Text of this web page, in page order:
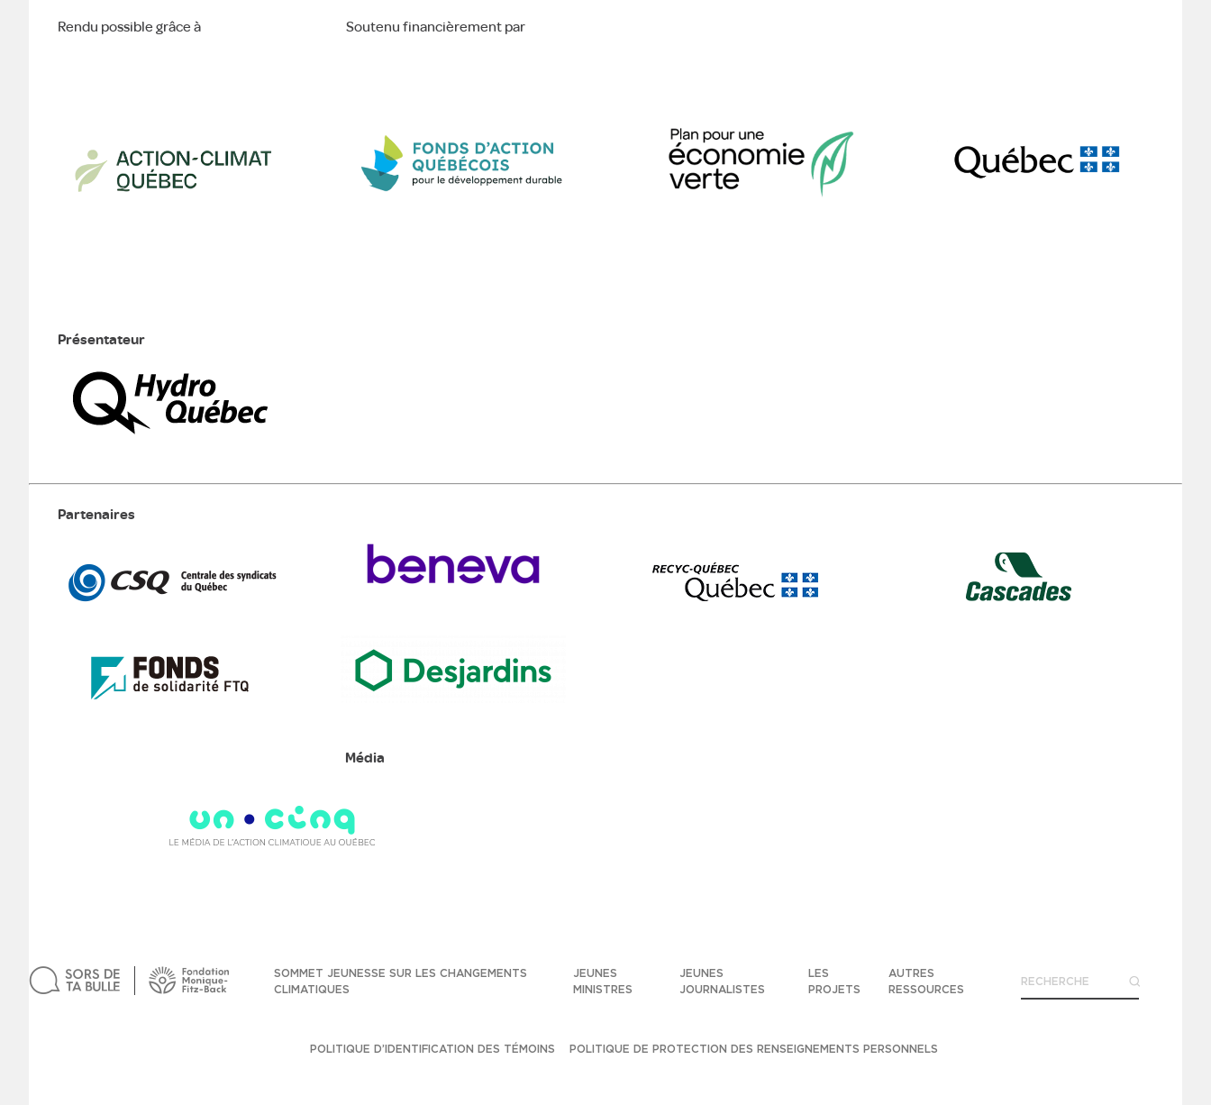
Rendu possible grâce à Soutenu financièrement par
Présentateur
Partenaires
Média
SOMMET JEUNESSE SUR LES CHANGEMENTS
CLIMATIQUES
JEUNES
MINISTRES
JEUNES
JOURNALISTES
LES
PROJETS
AUTRES
RESSOURCES
POLITIQUE D’IDENTIFICATION DES TÉMOINS POLITIQUE DE PROTECTION DES RENSEIGNEMENTS PERSONNELS